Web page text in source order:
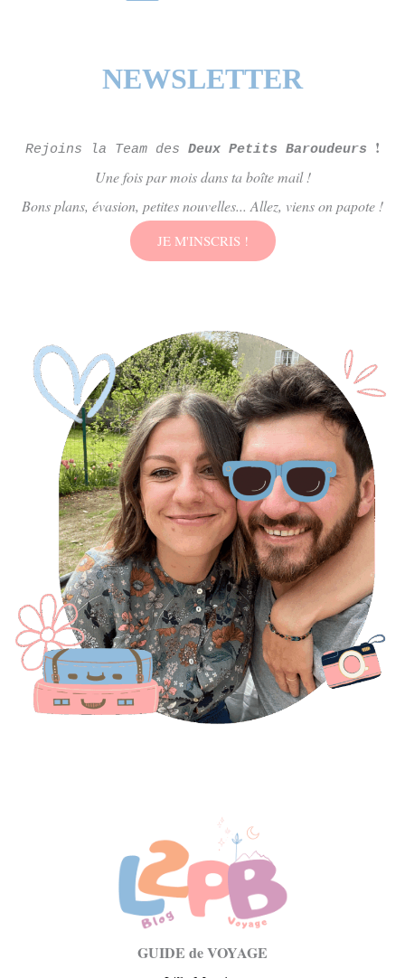
NEWSLETTER
Rejoins la Team des Deux Petits Baroudeurs !
Une fois par mois dans ta boîte mail !
Bons plans, évasion, petites nouvelles... Allez, viens on papote !
JE M'INSCRIS !
GUIDE de VOYAGE